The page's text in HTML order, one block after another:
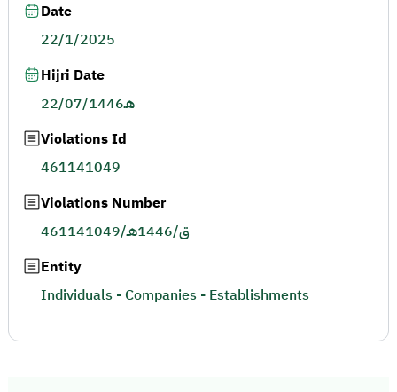
Date
22/1/2025
Hijri Date
22/07/1446هـ
Violations Id
461141049
Violations Number
461141049/ق/1446هـ
Entity
Individuals - Companies - Establishments